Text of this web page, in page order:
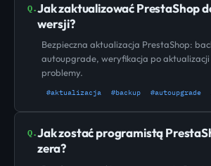
Q.Jak zaktualizować PrestaShop
wersji?
Bezpieczna aktualizacja PrestaShop:
autoupgrade, weryfikacja po aktualizacji
problemy.
#aktualizacja #backup #autoupgrade
Q.Jak zostać programistą
zera?